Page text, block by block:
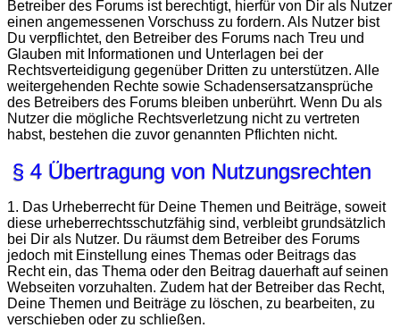
Betreiber des Forums ist berechtigt, hierfür von Dir als Nutzer
einen angemessenen Vorschuss zu fordern. Als Nutzer bist
Du verpflichtet, den Betreiber des Forums nach Treu und
Glauben mit Informationen und Unterlagen bei der
Rechtsverteidigung gegenüber Dritten zu unterstützen. Alle
weitergehenden Rechte sowie Schadensersatzansprüche
des Betreibers des Forums bleiben unberührt. Wenn Du als
Nutzer die mögliche Rechtsverletzung nicht zu vertreten
habst, bestehen die zuvor genannten Pflichten nicht.
§ 4 Übertragung von Nutzungsrechten
1. Das Urheberrecht für Deine Themen und Beiträge, soweit
diese urheberrechtsschutzfähig sind, verbleibt grundsätzlich
bei Dir als Nutzer. Du räumst dem Betreiber des Forums
jedoch mit Einstellung eines Themas oder Beitrags das
Recht ein, das Thema oder den Beitrag dauerhaft auf seinen
Webseiten vorzuhalten. Zudem hat der Betreiber das Recht,
Deine Themen und Beiträge zu löschen, zu bearbeiten, zu
verschieben oder zu schließen.